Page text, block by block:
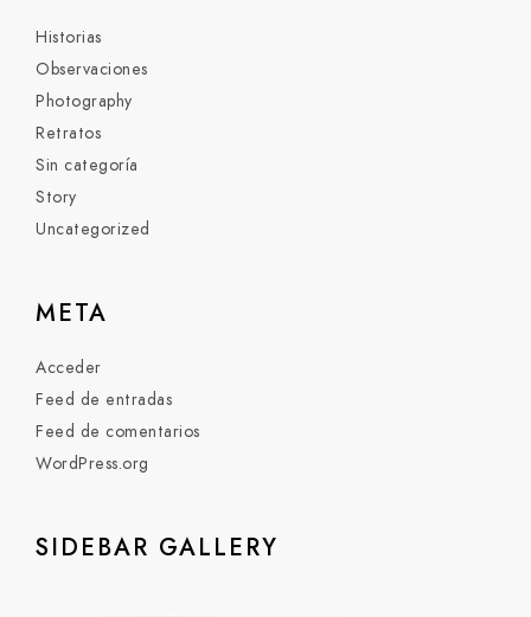
Historias
Observaciones
Photography
Retratos
Sin categoría
Story
Uncategorized
META
Acceder
Feed de entradas
Feed de comentarios
WordPress.org
SIDEBAR GALLERY